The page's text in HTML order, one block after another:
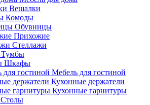
Вешалки
Комоды
Обувницы
Прихожие
Стеллажи
Тумбы
Шкафы
Мебель для гостиной
Кухонные держатели
Кухонные гарнитуры
Столы